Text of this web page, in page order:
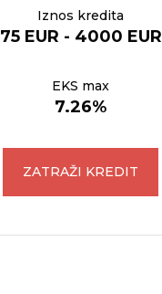
Iznos kredita
75 EUR - 4000 EUR
EKS max
7.26%
ZATRAŽI KREDIT